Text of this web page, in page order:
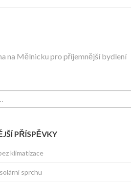
na Mělnicku pro příjemnější bydlení
PŘÍSPĚVKY
klimatizace
sprchu